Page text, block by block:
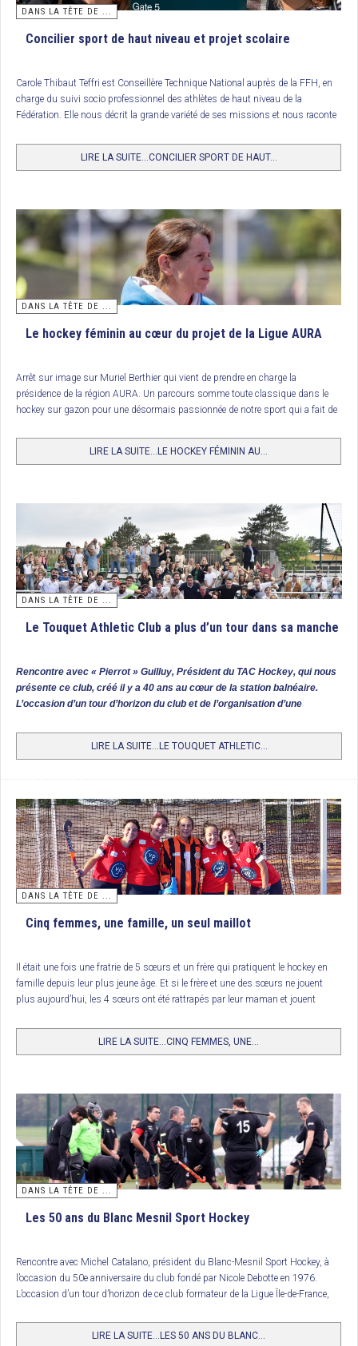
Classement
Complément Coup de crosse
Tournoi Final U17 Garçons : Racing Club de France, Champion de
France
permettait au Racing CF de prendre le dessus sur Paris JB (2/1). Un peu plus
tard, c’est le club hôte qui l’emportait 4 buts à 2 contre le FC Lyon.
Ces 2 clubs se retrouvaient donc une nouvelle fois en finale. Et cette fois, les
garçons coachés par Simon Martin-Brisac s’imposaient 4 buts à 2 (buts
d’Achille Michaelis3et d’Éloi Roques pour RCF ; de Simon Pisarski et Ismaël
Dehaynin pour IHL). Le Racing empochait ainsi le titre de champion de France
de la catégorie. En petite finale, Paris JB l’emporte par 4 buts à 2.
1/ Racing CF, Champion de France
4/ FC Lyon
16 équipes de U12 s’opposaient sur les installations du St Germain HC. Une
victoire auxshoots outdu Racing Club de France contre le Polo Hockey Club
de Marcq-en-Barœul après un palpitant 3 buts partout. Et 4shoots outà 3,
les nombreux joueurs et spectateurs présents ont apprécié ce magnifique
spectacle. Le Racing Club de France remporte ainsi ce trophée récompensant
les meilleurs clubs formateurs du moment.
1. RC France
2. Polo HCM
6. HC Cauchois
7. HC Nantes
8. FC Lyon
9. Wattignies
10. Girondins de Bordeaux
13. Amiens SC
DANS LA TÊTE DE ...
Concilier sport de haut niveau et projet scolaire
Carole Thibaut Teffri est Conseillère Technique National auprès de la FFH, en
charge du suivi socio professionnel des athlètes de haut niveau de la
Fédération. Elle nous décrit la grande variété de ses missions et nous raconte
LIRE LA SUITE...CONCILIER SPORT DE HAUT...
DANS LA TÊTE DE ...
Le hockey féminin au cœur du projet de la Ligue AURA
Arrêt sur image sur Muriel Berthier qui vient de prendre en charge la
présidence de la région AURA. Un parcours somme toute classique dans le
hockey sur gazon pour une désormais passionnée de notre sport qui a fait de
surtout lors du printemps du hockey féminin. Rencontre.
LIRE LA SUITE...LE HOCKEY FÉMININ AU...
DANS LA TÊTE DE ...
Le Touquet Athletic Club a plus d’un tour dans sa manche
Rencontre avec « Pierrot » Guilluy, Président du TAC Hockey, qui nous
présente ce club, créé il y a 40 ans au cœur de la station balnéaire.
L’occasion d’un tour d’horizon du club et de l’organisation d’une
prochains.
LIRE LA SUITE...LE TOUQUET ATHLETIC...
DANS LA TÊTE DE ...
Cinq femmes, une famille, un seul maillot
Il était une fois une fratrie de 5 sœurs et un frère qui pratiquent le hockey en
famille depuis leur plus jeune âge. Et si le frère et une des sœurs ne jouent
plus aujourd’hui, les 4 sœurs ont été rattrapés par leur maman et jouent
LIRE LA SUITE...CINQ FEMMES, UNE...
DANS LA TÊTE DE ...
Les 50 ans du Blanc Mesnil Sport Hockey
Rencontre avec Michel Catalano, président du Blanc-Mesnil Sport Hockey, à
l’occasion du 50e anniversaire du club fondé par Nicole Debotte en 1976.
L’occasion d’un tour d’horizon de ce club formateur de la Ligue Île-de-France,
LIRE LA SUITE...LES 50 ANS DU BLANC...